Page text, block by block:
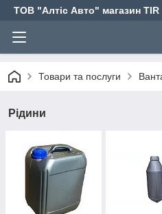
ТОВ "Алтіс Авто" магазин TIR
Товари та послуги
Рідини